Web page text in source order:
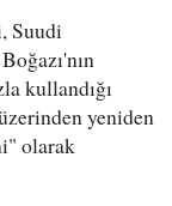
Suudi
kullandığı
yeniden
olarak